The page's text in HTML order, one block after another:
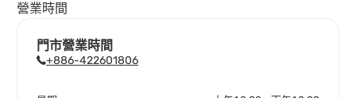
營業時間
門市營業時間
+886-422601806